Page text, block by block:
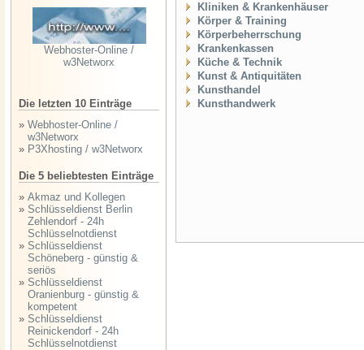
Webhoster-Online /
w3Networx
Die letzten 10 Einträge
» Webhoster-Online /
w3Networx
» P3Xhosting / w3Networx
Die 5 beliebtesten Einträge
» Akmaz und Kollegen
» Schlüsseldienst Berlin
Zehlendorf - 24h
Schlüsselnotdienst
» Schlüsseldienst
Schöneberg - günstig &
seriös
» Schlüsseldienst
Oranienburg - günstig &
kompetent
» Schlüsseldienst
Reinickendorf - 24h
Schlüsselnotdienst
Kliniken & Krankenhäuser
Körper & Training
Körperbeherrschung
Krankenkassen
Küche & Technik
Kunst & Antiquitäten
Kunsthandel
Kunsthandwerk